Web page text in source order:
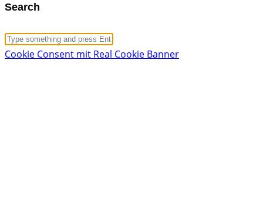
Search
Cookie Consent mit Real Cookie Banner